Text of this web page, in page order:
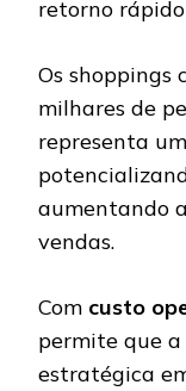
retorno
Os shoppings
milhares de
representa
aumentando
vendas.
Com custo
permite que
estratégica